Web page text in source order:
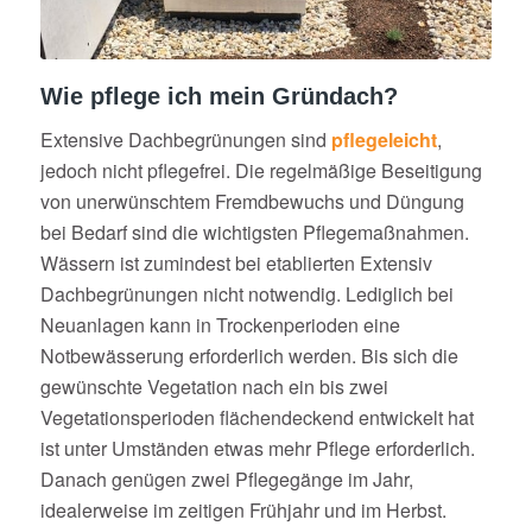
Wie pflege ich mein Gründach?
Extensive Dachbegrünungen sind pflegeleicht,
jedoch nicht pflegefrei. Die regelmäßige Beseitigung
von unerwünschtem Fremdbewuchs und Düngung
bei Bedarf sind die wichtigsten Pflegemaßnahmen.
Wässern ist zumindest bei etablierten Extensiv
Dachbegrünungen nicht notwendig. Lediglich bei
Neuanlagen kann in Trockenperioden eine
Notbewässerung erforderlich werden. Bis sich die
gewünschte Vegetation nach ein bis zwei
Vegetationsperioden flächendeckend entwickelt hat
ist unter Umständen etwas mehr Pflege erforderlich.
Danach genügen zwei Pflegegänge im Jahr,
idealerweise im zeitigen Frühjahr und im Herbst.